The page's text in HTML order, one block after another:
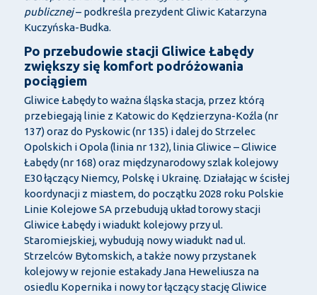
publicznej– podkreśla prezydent Gliwic Katarzyna
Kuczyńska-Budka.
Po przebudowie stacji Gliwice Łabędy
zwiększy się komfort podróżowania
pociągiem
Gliwice Łabędy to ważna śląska stacja, przez którą
przebiegają linie z Katowic do Kędzierzyna-Koźla (nr
137) oraz do Pyskowic (nr 135) i dalej do Strzelec
Opolskich i Opola (linia nr 132), linia Gliwice – Gliwice
Łabędy (nr 168) oraz międzynarodowy szlak kolejowy
E30 łączący Niemcy, Polskę i Ukrainę. Działając w ścisłej
koordynacji z miastem, do początku 2028 roku Polskie
Linie Kolejowe SA przebudują układ torowy stacji
Gliwice Łabędy i wiadukt kolejowy przy ul.
Staromiejskiej, wybudują nowy wiadukt nad ul.
Strzelców Bytomskich, a także nowy przystanek
kolejowy w rejonie estakady Jana Heweliusza na
osiedlu Kopernika i nowy tor łączący stację Gliwice